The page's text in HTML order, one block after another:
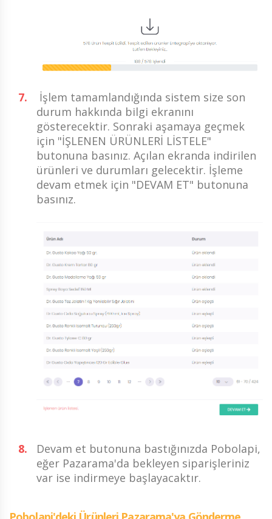
İşlem tamamlandığında sistem size son
durum hakkında bilgi ekranını
gösterecektir. Sonraki aşamaya geçmek
için "İŞLENEN ÜRÜNLERİ LİSTELE"
butonuna basınız. Açılan ekranda indirilen
ürünleri ve durumları gelecektir. İşleme
devam etmek için "DEVAM ET" butonuna
basınız.
Devam et butonuna bastığınızda Pobolapi,
eğer Pazarama'da bekleyen siparişleriniz
var ise indirmeye başlayacaktır.